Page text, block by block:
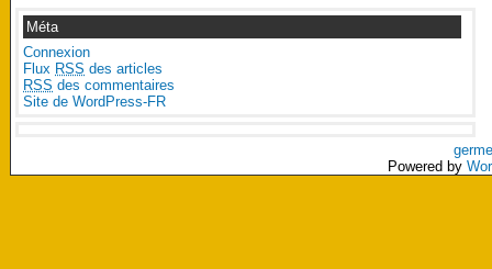
Méta
Connexion
Flux RSS des articles
RSS des commentaires
Site de WordPress-FR
Powered by